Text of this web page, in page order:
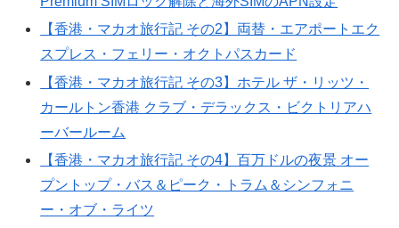
【香港・マカオ旅行記 その2】両替・エアポートエク
スプレス・フェリー・オクトパスカード
【香港・マカオ旅行記 その3】ホテル ザ・リッツ・
カールトン香港 クラブ・デラックス・ビクトリアハ
ーバールーム
【香港・マカオ旅行記 その4】百万ドルの夜景 オー
プントップ・バス＆ピーク・トラム＆シンフォニ
ー・オブ・ライツ